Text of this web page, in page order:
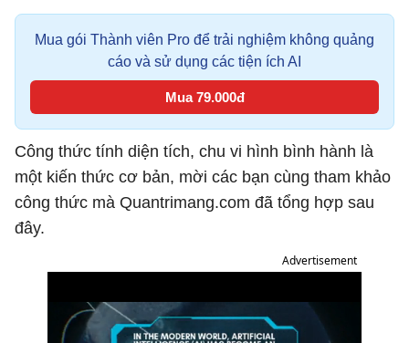
Mua gói Thành viên Pro để trải nghiệm không quảng
cáo và sử dụng các tiện ích AI
Mua 79.000đ
Công thức tính diện tích, chu vi hình bình hành là
một kiến thức cơ bản, mời các bạn cùng tham khảo
công thức mà Quantrimang.com đã tổng hợp sau
đây.
Advertisement